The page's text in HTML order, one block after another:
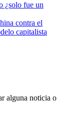
¿solo fue un
contra el
capitalista
alguna noticia o